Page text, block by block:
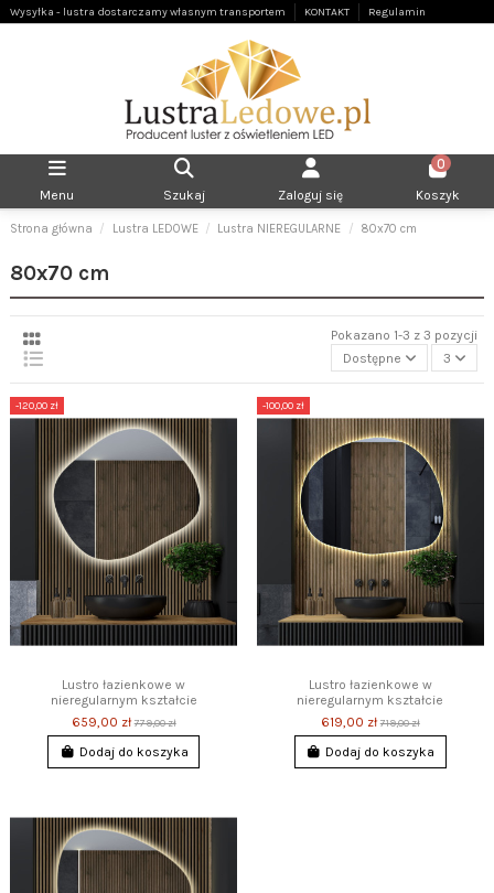
Wysyłka - lustra dostarczamy własnym transportem KONTAKT Regulamin
Menu Szukaj Zaloguj się
0
Koszyk
Strona główna Lustra LEDOWE Lustra NIEREGULARNE 80x70 cm
80x70 cm
Pokazano 1-3 z 3 pozycji
Dostępne
3
-120,00 zł
Lustro łazienkowe w
nieregularnym kształcie
659,00 zł779,00 zł
Dodaj do koszyka
-100,00 zł
Lustro łazienkowe w
nieregularnym kształcie
619,00 zł719,00 zł
Dodaj do koszyka